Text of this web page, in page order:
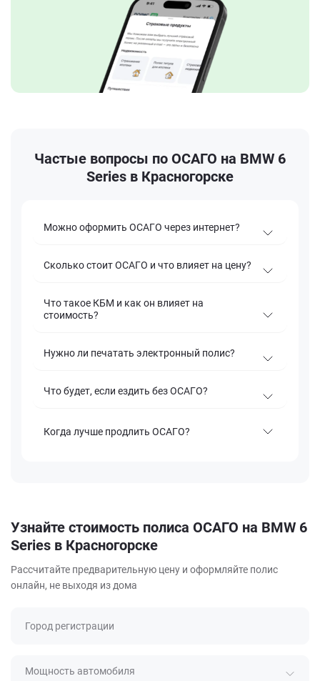
Частые вопросы по ОСАГО на BMW 6
Series в Красногорске
Можно оформить ОСАГО через интернет?
Сколько стоит ОСАГО и что влияет на цену?
Что такое КБМ и как он влияет на
стоимость?
Нужно ли печатать электронный полис?
Что будет, если ездить без ОСАГО?
Когда лучше продлить ОСАГО?
Узнайте стоимость полиса ОСАГО на BMW 6
Series в Красногорске
Рассчитайте предварительную цену и оформляйте полис
онлайн, не выходя из дома
Город регистрации
Мощность автомобиля